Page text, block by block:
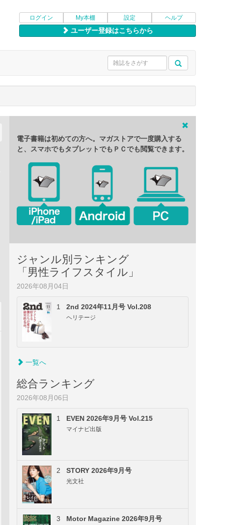
ログイン My本棚 設定 ヘルプ
ユーザー登録はこちらから
電子書籍は初めての方へ。マガストアで一度購入する
と、スマホでもタブレットでもＰＣでも閲覧できます。
ジャンル別ランキング
「男性ライフスタイル」
2026年08月04日
1 2nd 2024年11月号 Vol.208
ヘリテージ
一覧へ
総合ランキング
2026年08月06日
1 EVEN 2026年9月号 Vol.215
マイナビ出版
2 STORY 2026年9月号
光文社
3 Motor Magazine 2026年9月号